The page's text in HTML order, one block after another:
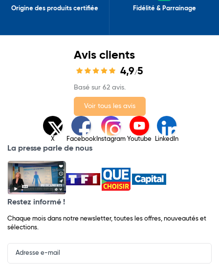
Origine des produits certifiée Fidélité & Parrainage
Avis clients
4,9/5
Basé sur 62 avis.
Voir tous les avis
X Facebook Instagram Youtube LinkedIn
La presse parle de nous
Restez informé !
Chaque mois dans notre newsletter, toutes les offres, nouveautés et
sélections.
Input
Newsletter